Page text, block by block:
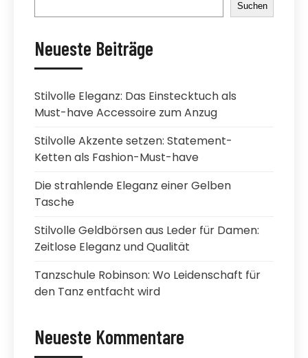
Suchen
Neueste Beiträge
Stilvolle Eleganz: Das Einstecktuch als
Must-have Accessoire zum Anzug
Stilvolle Akzente setzen: Statement-
Ketten als Fashion-Must-have
Die strahlende Eleganz einer Gelben
Tasche
Stilvolle Geldbörsen aus Leder für Damen:
Zeitlose Eleganz und Qualität
Tanzschule Robinson: Wo Leidenschaft für
den Tanz entfacht wird
Neueste Kommentare